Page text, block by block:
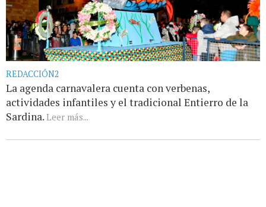
REDACCIÓN2
La agenda carnavalera cuenta con verbenas,
actividades infantiles y el tradicional Entierro de la
Sardina. Leer más...